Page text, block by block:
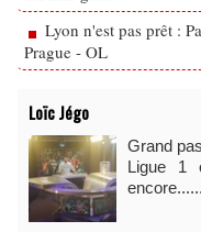
Lyon n'est pas prêt :
Prague - OL
Loïc Jégo
Grand
Ligue 1
encore......